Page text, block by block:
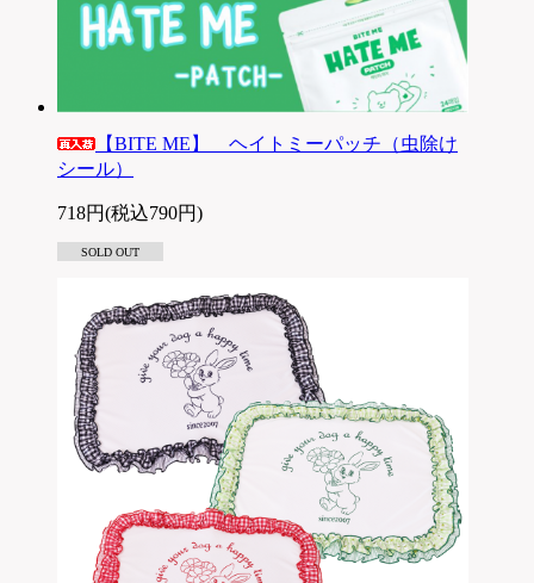
【BITE ME】 ヘイトミーパッチ（虫除け
シール）
718円(税込790円)
SOLD OUT